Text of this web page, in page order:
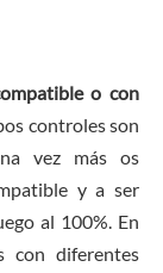
o con
controles son
vez más os
y a ser
al 100%. En
con diferentes